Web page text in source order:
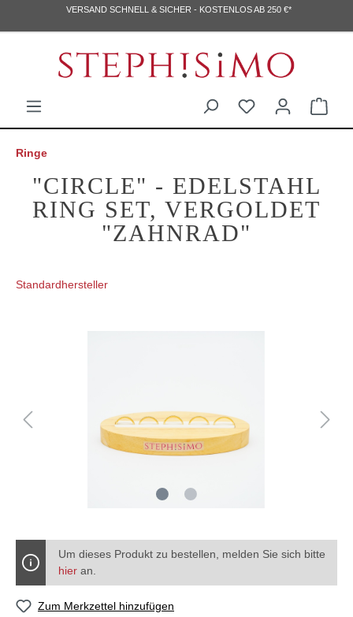
VERSAND SCHNELL & SICHER - KOSTENLOS AB 250 €*
Ringe
"CIRCLE" - EDELSTAHL
RING SET, VERGOLDET
"ZAHNRAD"
Standardhersteller
Um dieses Produkt zu bestellen, melden Sie sich bitte
hier an.
Zum Merkzettel hinzufügen